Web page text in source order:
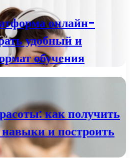
онлайн-
удобный и
обучения
как получить
и построить